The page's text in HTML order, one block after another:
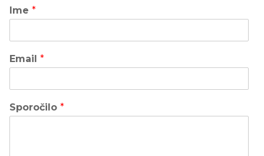
Ime *
Email *
Sporočilo *